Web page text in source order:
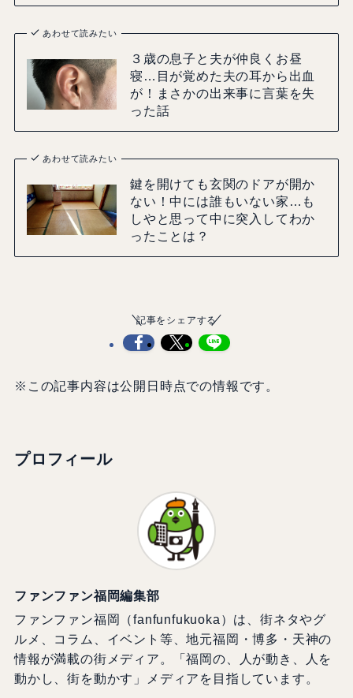
あわせて読みたい
３歳の息子と夫が仲良くお昼
寝…目が覚めた夫の耳から出血
が！まさかの出来事に言葉を失
った話
あわせて読みたい
鍵を開けても玄関のドアが開か
ない！中には誰もいない家…も
しやと思って中に突入してわか
ったことは？
記事をシェアする
※この記事内容は公開日時点での情報です。
プロフィール
ファンファン福岡編集部
ファンファン福岡（fanfunfukuoka）は、街ネタやグ
ルメ、コラム、イベント等、地元福岡・博多・天神の
情報が満載の街メディア。「福岡の、人が動き、人を
動かし、街を動かす」メディアを目指しています。